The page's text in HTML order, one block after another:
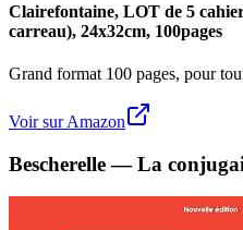
Clairefontaine, LOT de 5
carreau), 24x32cm, 100pages
Grand format 100 pages, pour
Voir sur Amazon
Bescherelle — La